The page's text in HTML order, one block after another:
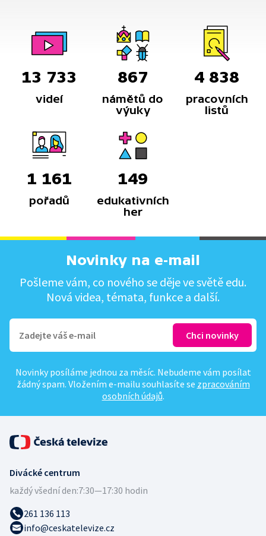
13 733
videí
867
námětů do
výuky
4 838
pracovních
listů
1 161
pořadů
149
edukativních
her
Novinky na e-mail
Pošleme vám, co nového se děje ve světě edu.
Nová videa, témata, funkce a další.
Novinky posíláme jednou za měsíc. Nebudeme vám posílat
žádný spam. Vložením e-mailu souhlasíte se zpracováním
osobních údajů.